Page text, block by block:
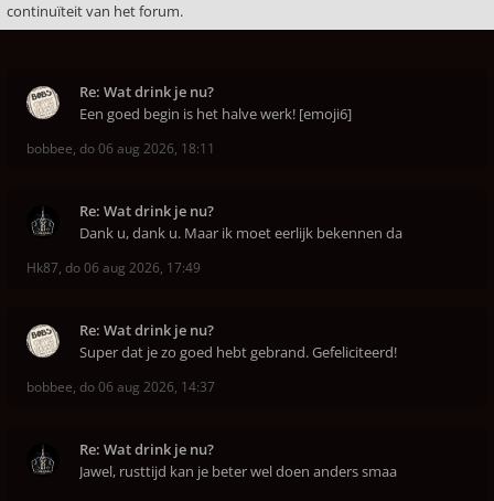
continuïteit van het forum.
Re: Wat drink je nu?
Een goed begin is het halve werk! [emoji6]
bobbee, do 06 aug 2026, 18:11
Re: Wat drink je nu?
Dank u, dank u. Maar ik moet eerlijk bekennen da
Hk87, do 06 aug 2026, 17:49
Re: Wat drink je nu?
Super dat je zo goed hebt gebrand. Gefeliciteerd!
bobbee, do 06 aug 2026, 14:37
Re: Wat drink je nu?
Jawel, rusttijd kan je beter wel doen anders smaa